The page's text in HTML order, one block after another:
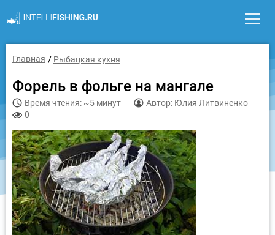
Главная Рыбацкая кухня
Форель в фольге на мангале
Время чтения: ~5 минут
Автор: Юлия Литвиненко
0